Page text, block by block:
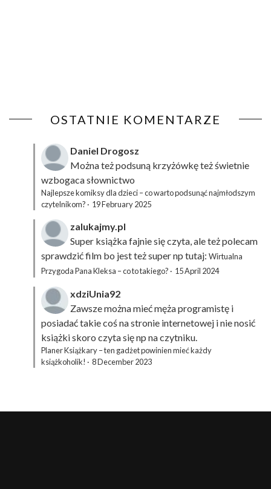
OSTATNIE KOMENTARZE
Daniel Drogosz
Można też podsuną krzyżówkęteż świetnie
wzbogaca słownictwo
Najlepsze komiksy dla dzieci – co warto podsunąć najmłodszym
czytelnikom? · 19 February 2025
zalukajmy.pl
Super książka fajnie się czyta, ale też polecam
sprawdzić film bo jest też super np tutaj: Wirtualna
Przygoda Pana Kleksa – co to takiego? · 15 April 2024
xdziUnia92
Zawsze można mieć męża programistę i
posiadać takie coś na stronie internetowej i nie nosić
książki skoro czyta się np na czytniku.
Planer Książkary – ten gadżet powinien mieć każdy
książkoholik! · 8 December 2023